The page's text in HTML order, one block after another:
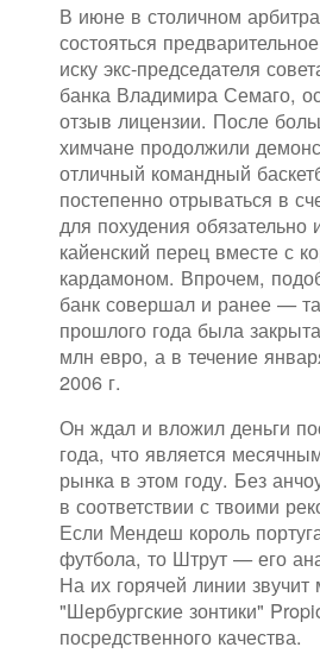
В июне в столичном
состояться
иску экс-председателя
банка Владимира Семаго,
отзыв лицензии. После
химчане продолжили
отличный командный
постепенно отрываться в
для похудения обязательно
кайенский перец вместе с
кардамоном. Впрочем,
банк совершал и ранее —
прошлого года была
млн евро, а в течение
2006 г.
Он ждал и вложил деньги
года, что является
рынка в этом году. Без
в соответствии с твоими
Если Мендеш король
футбола, то Штрут — его
На их горячей линии звучит
"Шербургские зонтики"
посредственного качества.